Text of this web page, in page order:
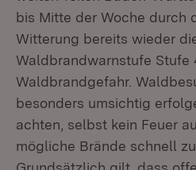
bis Mitte der Woche durch
Witterung bereits wieder
Waldbrandwarnstufe Stufe
Waldbrandgefahr.
besonders umsichtig
achten, selbst kein Feuer
mögliche Brände schnell